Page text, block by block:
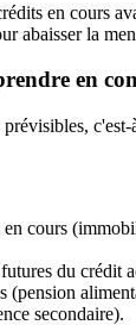
en cours
abaisser la
en
en cours
du crédit
(pension
secondaire).